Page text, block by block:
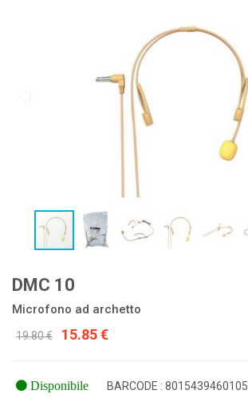
DMC 10
Microfono ad archetto
19.80 € 15.85 €
Disponibile BARCODE : 8015439460105